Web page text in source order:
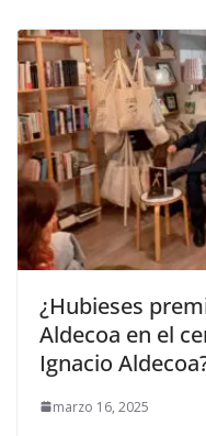
¿Hubieses
Aldecoa en el
Ignacio
marzo 16, 2025